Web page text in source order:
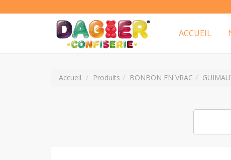
ACCUEIL
Accueil Produits BONBON EN VRAC